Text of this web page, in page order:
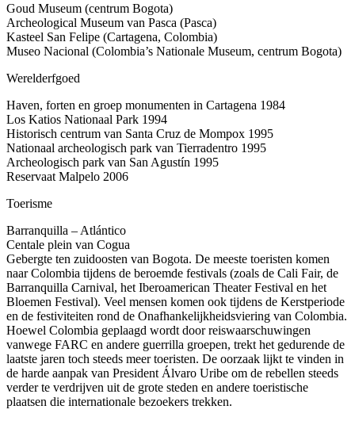
Goud Museum (centrum Bogota)
Archeological Museum van Pasca (Pasca)
Kasteel San Felipe (Cartagena, Colombia)
Museo Nacional (Colombia’s Nationale Museum, centrum Bogota)
Werelderfgoed
Haven, forten en groep monumenten in Cartagena 1984
Los Katios Nationaal Park 1994
Historisch centrum van Santa Cruz de Mompox 1995
Nationaal archeologisch park van Tierradentro 1995
Archeologisch park van San Agustín 1995
Reservaat Malpelo 2006
Toerisme
Barranquilla – Atlántico
Centale plein van Cogua
Gebergte ten zuidoosten van Bogota. De meeste toeristen komen
naar Colombia tijdens de beroemde festivals (zoals de Cali Fair, de
Barranquilla Carnival, het Iberoamerican Theater Festival en het
Bloemen Festival). Veel mensen komen ook tijdens de Kerstperiode
en de festiviteiten rond de Onafhankelijkheidsviering van Colombia.
Hoewel Colombia geplaagd wordt door reiswaarschuwingen
vanwege FARC en andere guerrilla groepen, trekt het gedurende de
laatste jaren toch steeds meer toeristen. De oorzaak lijkt te vinden in
de harde aanpak van President Álvaro Uribe om de rebellen steeds
verder te verdrijven uit de grote steden en andere toeristische
plaatsen die internationale bezoekers trekken.